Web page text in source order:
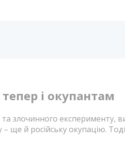
і окупантам
злочинного експерименту,
й російську окупацію.